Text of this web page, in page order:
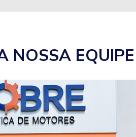
NOSSA EQUIPE